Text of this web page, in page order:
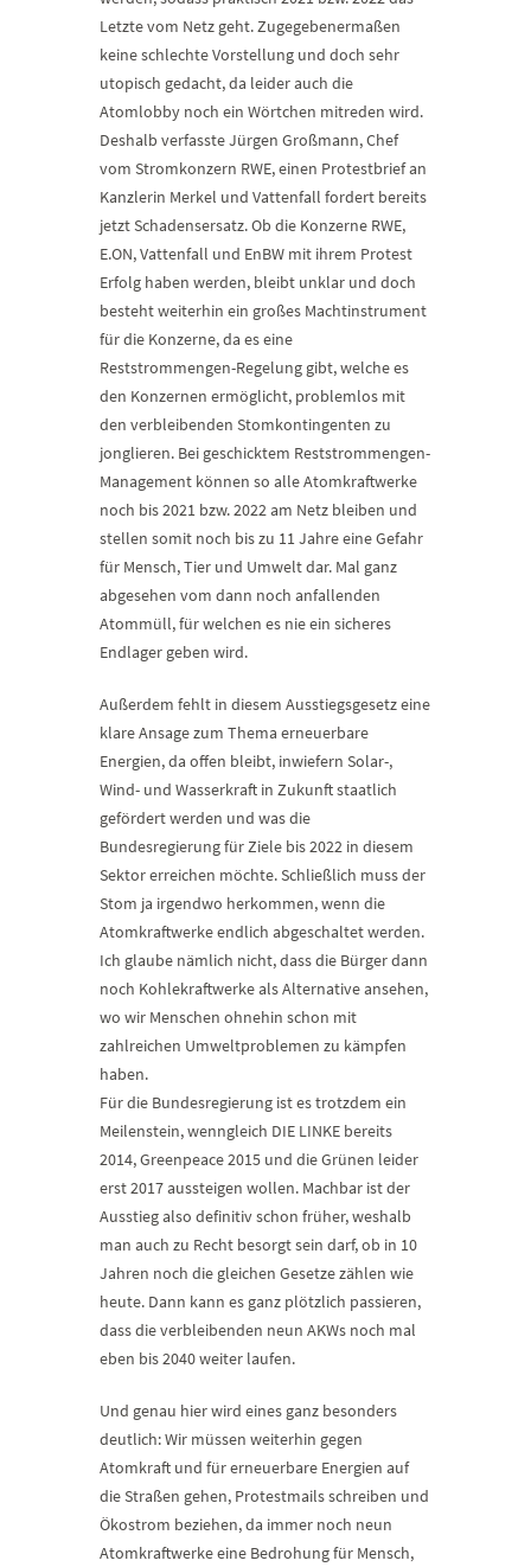
Letzte vom Netz geht. Zugegebenermaßen
keine schlechte Vorstellung und doch sehr
utopisch gedacht, da leider auch die
Atomlobby noch ein Wörtchen mitreden wird.
Deshalb verfasste Jürgen Großmann, Chef
vom Stromkonzern RWE, einen Protestbrief an
Kanzlerin Merkel und Vattenfall fordert bereits
jetzt Schadensersatz. Ob die Konzerne RWE,
E.ON, Vattenfall und EnBW mit ihrem Protest
Erfolg haben werden, bleibt unklar und doch
besteht weiterhin ein großes Machtinstrument
für die Konzerne, da es eine
Reststrommengen-Regelung gibt, welche es
den Konzernen ermöglicht, problemlos mit
den verbleibenden Stomkontingenten zu
jonglieren. Bei geschicktem Reststrommengen-
Management können so alle Atomkraftwerke
noch bis 2021 bzw. 2022 am Netz bleiben und
stellen somit noch bis zu 11 Jahre eine Gefahr
für Mensch, Tier und Umwelt dar. Mal ganz
abgesehen vom dann noch anfallenden
Atommüll, für welchen es nie ein sicheres
Endlager geben wird.
Außerdem fehlt in diesem Ausstiegsgesetz eine
klare Ansage zum Thema erneuerbare
Energien, da offen bleibt, inwiefern Solar-,
Wind- und Wasserkraft in Zukunft staatlich
gefördert werden und was die
Bundesregierung für Ziele bis 2022 in diesem
Sektor erreichen möchte. Schließlich muss der
Stom ja irgendwo herkommen, wenn die
Atomkraftwerke endlich abgeschaltet werden.
Ich glaube nämlich nicht, dass die Bürger dann
noch Kohlekraftwerke als Alternative ansehen,
wo wir Menschen ohnehin schon mit
zahlreichen Umweltproblemen zu kämpfen
haben.
Für die Bundesregierung ist es trotzdem ein
Meilenstein, wenngleich DIE LINKE bereits
2014, Greenpeace 2015 und die Grünen leider
erst 2017 aussteigen wollen. Machbar ist der
Ausstieg also definitiv schon früher, weshalb
man auch zu Recht besorgt sein darf, ob in 10
Jahren noch die gleichen Gesetze zählen wie
heute. Dann kann es ganz plötzlich passieren,
dass die verbleibenden neun AKWs noch mal
eben bis 2040 weiter laufen.
Und genau hier wird eines ganz besonders
deutlich: Wir müssen weiterhin gegen
Atomkraft und für erneuerbare Energien auf
die Straßen gehen, Protestmails schreiben und
Ökostrom beziehen, da immer noch neun
Atomkraftwerke eine Bedrohung für Mensch,